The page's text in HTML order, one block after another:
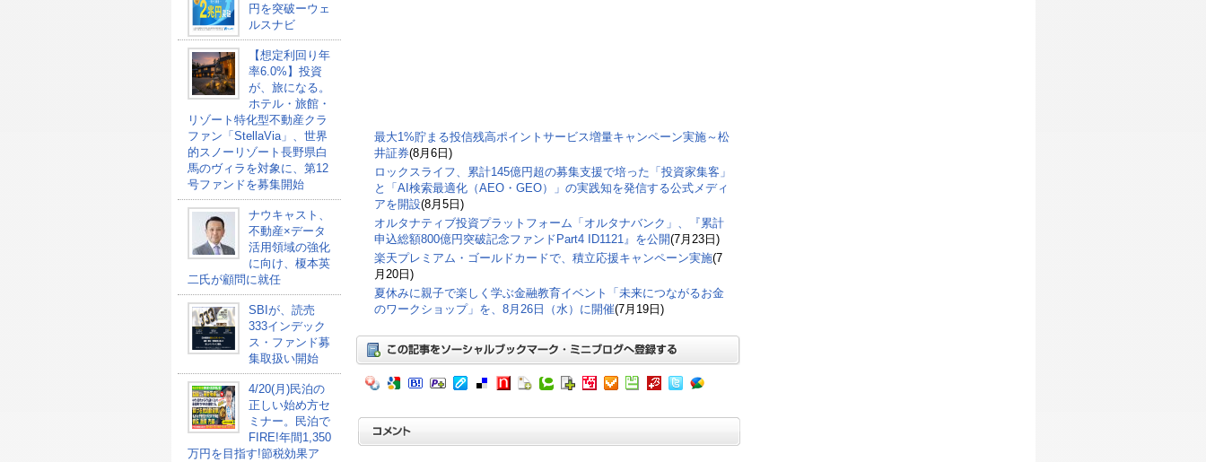
円を突破ーウェ
ルスナビ
【想定利回り年
率6.0%】投資
が、旅になる。
ホテル・旅館・
リゾート特化型不動産クラ
ファン「StellaVia」、世界
的スノーリゾート長野県白
馬のヴィラを対象に、第12
号ファンドを募集開始
ナウキャスト、
不動産×データ
活用領域の強化
に向け、榎本英
二氏が顧問に就任
SBIが、読売
333インデック
ス・ファンド募
集取扱い開始
4/20(月)民泊の
正しい始め方セ
ミナー。民泊で
FIRE!年間1,350
万円を目指す!節税効果ア
最大1%貯まる投信残高ポイントサービス増量キャンペーン実施～松
井証券(8月6日)
ロックスライフ、累計145億円超の募集支援で培った「投資家集客」
と「AI検索最適化（AEO・GEO）」の実践知を発信する公式メディ
アを開設(8月5日)
オルタナティブ投資プラットフォーム「オルタナバンク」、『累計
申込総額800億円突破記念ファンドPart4 ID1121』を公開(7月23日)
楽天プレミアム・ゴールドカードで、積立応援キャンペーン実施(7
月20日)
夏休みに親子で楽しく学ぶ金融教育イベント「未来につながるお金
のワークショップ」を、8月26日（水）に開催(7月19日)